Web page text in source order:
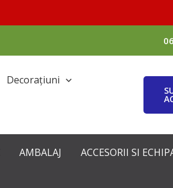
Decorațiuni
AMBALAJ ACCESORII SI